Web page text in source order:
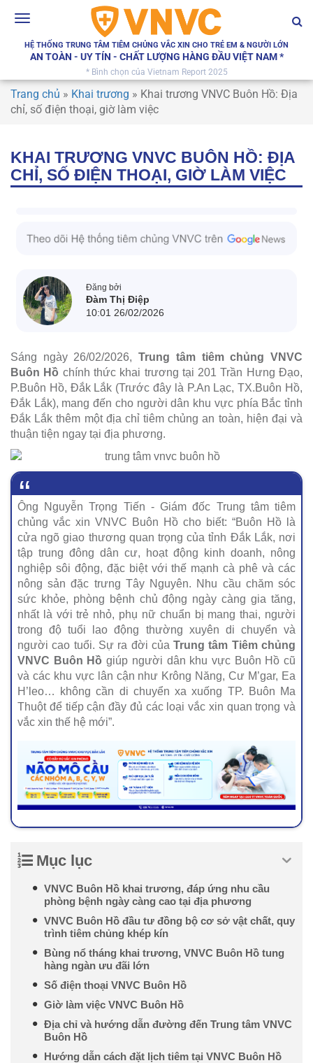
Toggle
HỆ THỐNG TRUNG TÂM TIÊM CHỦNG VẮC XIN CHO TRẺ EM & NGƯỜI LỚN
AN TOÀN - UY TÍN - CHẤT LƯỢNG HÀNG ĐẦU VIỆT NAM *
* Bình chọn của Vietnam Report 2025
Trang chủ » Khai trương » Khai trương VNVC Buôn Hồ: Địa
chỉ, số điện thoại, giờ làm việc
KHAI TRƯƠNG VNVC BUÔN HỒ: ĐỊA
CHỈ, SỐ ĐIỆN THOẠI, GIỜ LÀM VIỆC
Đăng bởi
Đàm Thị Điệp
10:01 26/02/2026
Sáng ngày 26/02/2026,Trung tâm tiêm chủng VNVC
Buôn Hồ chính thức khai trương tại 201 Trần Hưng Đạo,
P.Buôn Hồ, Đắk Lắk (Trước đây là P.An Lạc, TX.Buôn Hồ,
Đắk Lắk), mang đến cho người dân khu vực phía Bắc tỉnh
Đắk Lắk thêm một địa chỉ tiêm chủng an toàn, hiện đại và
thuận tiện ngay tại địa phương.
Ông Nguyễn Trọng Tiến - Giám đốc Trung tâm tiêm
chủng vắc xin VNVC Buôn Hồ cho biết: “Buôn Hồ là
cửa ngõ giao thương quan trọng của tỉnh Đắk Lắk, nơi
tập trung đông dân cư, hoạt động kinh doanh, nông
nghiệp sôi động, đặc biệt với thế mạnh cà phê và các
nông sản đặc trưng Tây Nguyên. Nhu cầu chăm sóc
sức khỏe, phòng bệnh chủ động ngày càng gia tăng,
nhất là với trẻ nhỏ, phụ nữ chuẩn bị mang thai, người
trong độ tuổi lao động thường xuyên di chuyển và
người cao tuổi. Sự ra đời củaTrung tâm Tiêm chủng
VNVC Buôn Hồ giúp người dân khu vực Buôn Hồ cũ
và các khu vực lân cận như Krông Năng, Cư M’gar, Ea
H’leo… không cần di chuyển xa xuống TP. Buôn Ma
Thuột để tiếp cận đầy đủ các loại vắc xin quan trọng và
vắc xin thế hệ mới”.
Mục lục
VNVC Buôn Hồ khai trương, đáp ứng nhu cầu
phòng bệnh ngày càng cao tại địa phương
VNVC Buôn Hồ đầu tư đồng bộ cơ sở vật chất, quy
trình tiêm chủng khép kín
Bùng nổ tháng khai trương, VNVC Buôn Hồ tung
hàng ngàn ưu đãi lớn
Số điện thoại VNVC Buôn Hồ
Giờ làm việc VNVC Buôn Hồ
Địa chỉ và hướng dẫn đường đến Trung tâm VNVC
Buôn Hồ
Hướng dẫn cách đặt lịch tiêm tại VNVC Buôn Hồ